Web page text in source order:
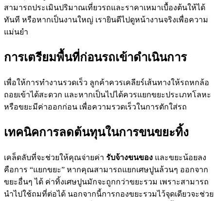
สามารถประเมินปริมาณเที่ยวรถและราคาเหมาเบื้องต้นให้ได้
ทันที หรือหากเป็นงานใหญ่ เรายินดีไปดูหน้างานจริงเพื่อความ
แม่นยำ
การเตรียมพื้นที่ก่อนรถเข้าดำเนินการ
เพื่อให้การทำงานรวดเร็ว ลูกค้าควรเคลียร์เส้นทางให้รถหกล้อ
ถอยเข้าได้สะดวก และหากเป็นไปได้ควรแยกขยะประเภทโลหะ
หรือขยะมีค่าออกก่อน เพื่อความรวดเร็วในการตักใส่รถ
เทคนิคการลดต้นทุนในการขนขยะทิ้ง
เคล็ดลับที่จะช่วยให้คุณจ่ายค่า รับจ้างขนของ และขยะน้อยลง
คือการ “แยกขยะ” หากคุณสามารถแยกเศษปูนล้วนๆ ออกจาก
ขยะอื่นๆ ได้ ค่าทิ้งเศษปูนมักจะถูกกว่าขยะรวม เพราะสามารถ
นำไปใช้ถมที่ต่อได้ นอกจากนี้การกองขยะรวมไว้จุดเดียวจะช่วย